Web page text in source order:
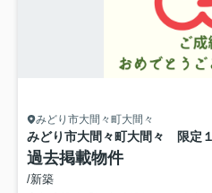
みどり市大間々町大間々
過去掲載物件
/新築